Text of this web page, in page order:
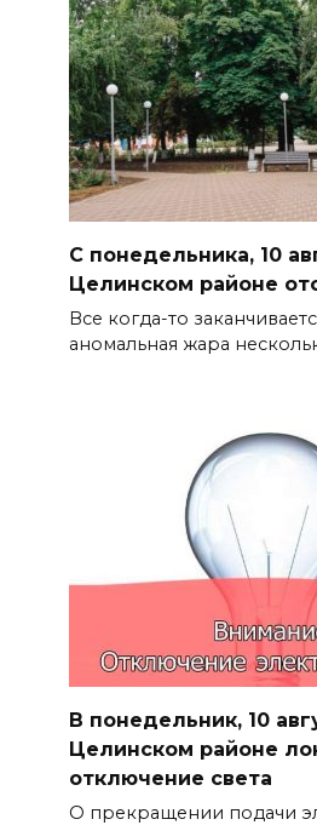
С понедельника, 10
Целинском районе
Все когда-то
аномальная жара
В понедельник, 10
Целинском районе
отключение света
О прекращении подачи